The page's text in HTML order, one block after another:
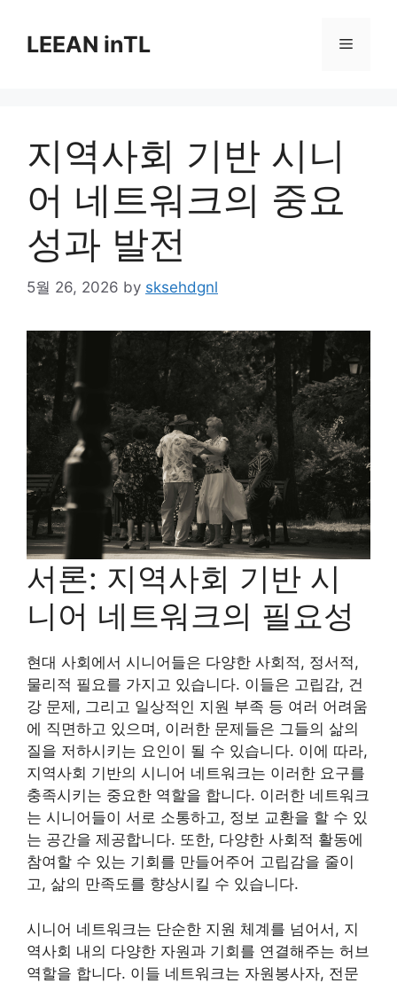
contentLEEAN inTL Menu
지역사회 기반 시니
어 네트워크의 중요
성과 발전
5월 26, 2026 by sksehdgnl
서론: 지역사회 기반 시
니어 네트워크의 필요성
현대 사회에서 시니어들은 다양한 사회적, 정서적,
물리적 필요를 가지고 있습니다. 이들은 고립감, 건
강 문제, 그리고 일상적인 지원 부족 등 여러 어려움
에 직면하고 있으며, 이러한 문제들은 그들의 삶의
질을 저하시키는 요인이 될 수 있습니다. 이에 따라,
지역사회 기반의 시니어 네트워크는 이러한 요구를
충족시키는 중요한 역할을 합니다. 이러한 네트워크
는 시니어들이 서로 소통하고, 정보 교환을 할 수 있
는 공간을 제공합니다. 또한, 다양한 사회적 활동에
참여할 수 있는 기회를 만들어주어 고립감을 줄이
고, 삶의 만족도를 향상시킬 수 있습니다.
시니어 네트워크는 단순한 지원 체계를 넘어서, 지
역사회 내의 다양한 자원과 기회를 연결해주는 허브
역할을 합니다. 이들 네트워크는 자원봉사자, 전문